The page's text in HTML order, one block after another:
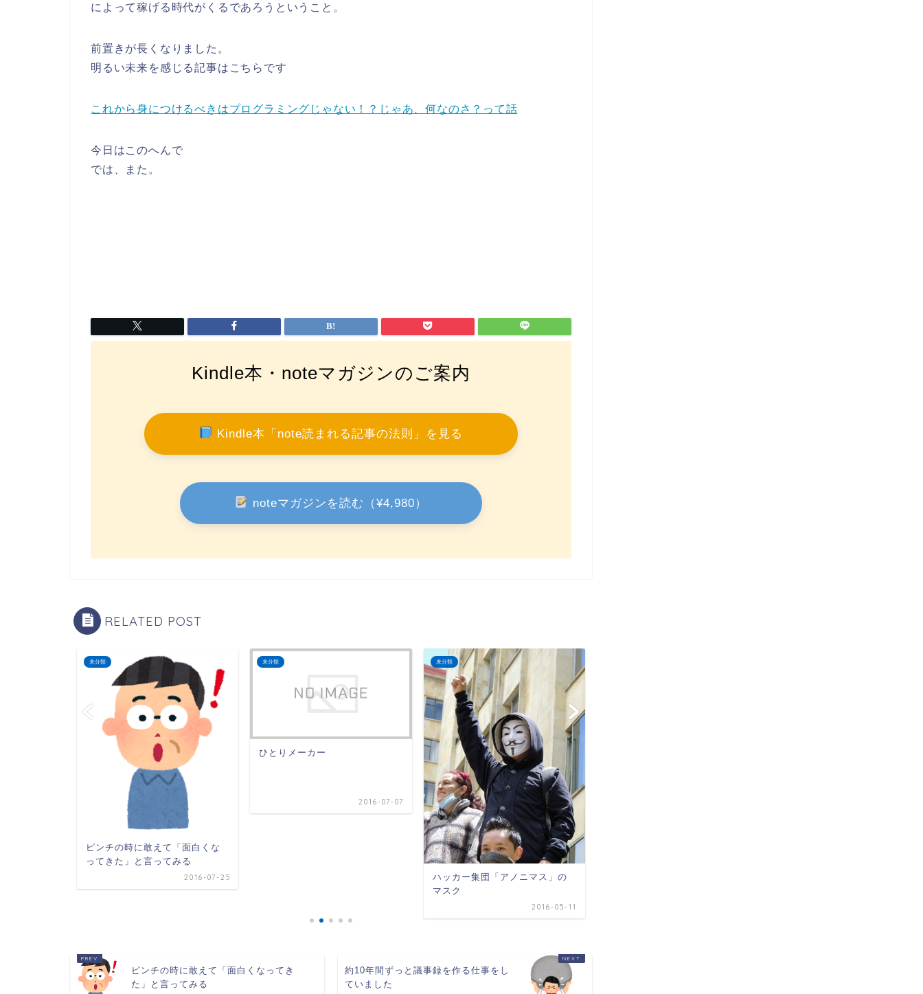
によって稼げる時代がくるであろうということ。
前置きが長くなりました。
明るい未来を感じる記事はこちらです
これから身につけるべきはプログラミングじゃない！？じゃあ、何なのさ？って話
今日はこのへんで
では、また。
Kindle本・noteマガジンのご案内
Kindle本「note読まれる記事の法則」を見る
noteマガジンを読む（¥4,980）
RELATED POST
未分類
ピンチの時に敢えて「面白くな
ってきた」と言ってみる
2016-07-25
未分類
ひとりメーカー
2016-07-07
未分類
ハッカー集団「アノニマス」の
マスク
2016-05-11
ピンチの時に敢えて「面白くなってき
た」と言ってみる
約10年間ずっと議事録を作る仕事をし
ていました